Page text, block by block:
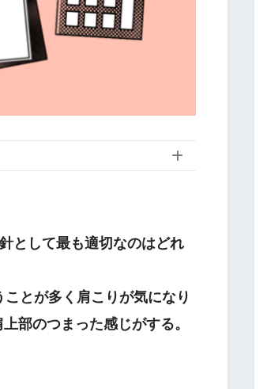
として最も適切なのはどれ
とが多く肩こりが気になり
部のつまった感じがする。